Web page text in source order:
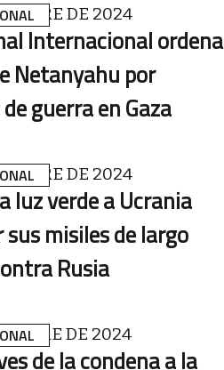
DE 2024
Internacional ordena
Netanyahu por
guerra en Gaza
DE 2024
luz verde a Ucrania
sus misiles de largo
Rusia
DE 2024
de la condena a la